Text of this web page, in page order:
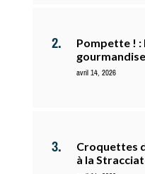
Pompette ! :
avril 14, 2026
Croquettes
à la